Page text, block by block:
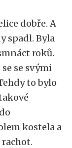
dobře. A
spadl. Byla
roků.
se svými
to bylo
kostela a